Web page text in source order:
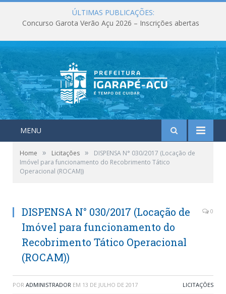
ÚLTIMAS PUBLICAÇÕES:
Concurso Garota Verão Açu 2026 – Inscrições abertas
MENU
Home » Licitações »
DISPENSA N° 030/2017 (Locação de
Imóvel para funcionamento do Recobrimento Tático
Operacional (ROCAM))
DISPENSA N° 030/2017 (Locação de
Imóvel para funcionamento do
Recobrimento Tático Operacional
(ROCAM))
0
POR ADMINISTRADOR EM 13 DE JULHO DE 2017 LICITAÇÕES